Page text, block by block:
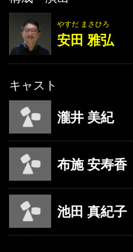
やすだ まさひろ
安田 雅弘
キャスト
瀧井 美紀
布施 安寿香
池田 真紀子